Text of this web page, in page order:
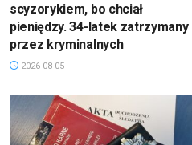
scyzorykiem, bo chciał
pieniędzy. 34-latek zatrzymany
przez kryminalnych
2026-08-05